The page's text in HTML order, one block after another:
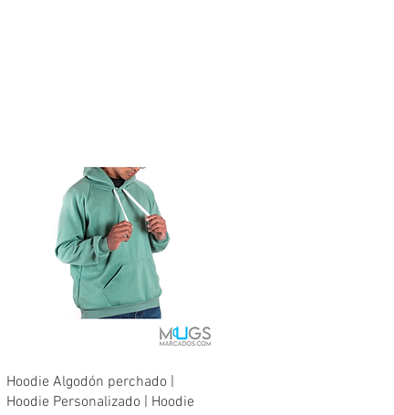
Quick View
Hoodie Algodón perchado |
Hoodie Personalizado | Hoodie